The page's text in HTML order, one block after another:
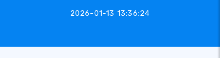
2026-01-13 13:36:24